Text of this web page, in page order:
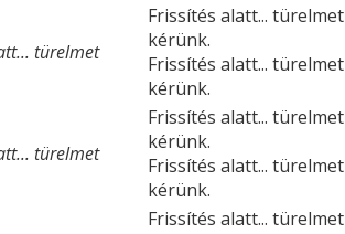
türelmet
Frissítés alatt... türelmet
kérünk.
Frissítés alatt... türelmet
kérünk.
türelmet
Frissítés alatt... türelmet
kérünk.
Frissítés alatt... türelmet
kérünk.
Frissítés alatt... türelmet